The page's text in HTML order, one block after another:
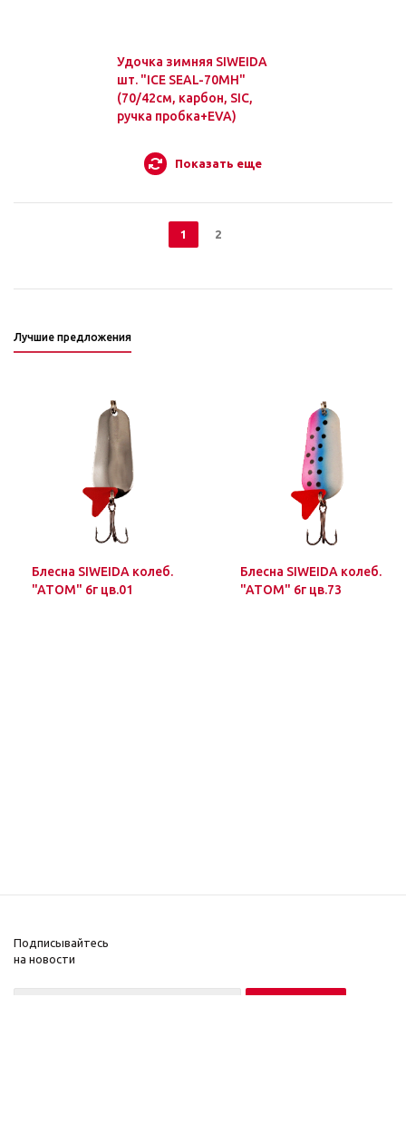
Удочка зимняя SIWEIDA
шт. "ICE SEAL-70MH"
(70/42см, карбон, SIC,
ручка пробка+EVA)
Показать еще
1 2
Лучшие предложения
Блесна SIWEIDA колеб.
"ATOM" 6г цв.01
Блесна SIWEIDA колеб.
"ATOM" 6г цв.73
Подписывайтесь
на новости